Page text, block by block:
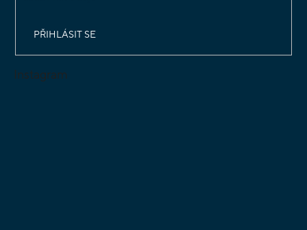
PŘIHLÁSIT SE
Instagram